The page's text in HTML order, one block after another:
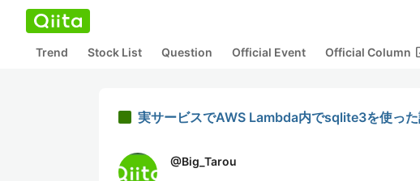
Trend Stock List Question Official Event Official Column
実サービスでAWS Lambda内でsqlite3を使っ
@Big_Tarou